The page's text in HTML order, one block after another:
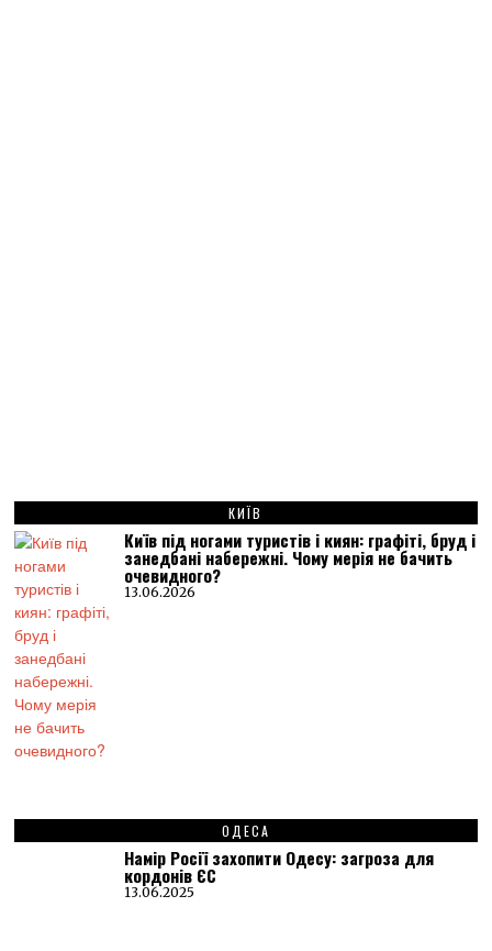
КИЇВ
Київ під ногами туристів і киян: графіті, бруд і
занедбані набережні. Чому мерія не бачить
очевидного?
13.06.2026
ОДЕСА
Намір Росії захопити Одесу: загроза для
кордонів ЄС
13.06.2025